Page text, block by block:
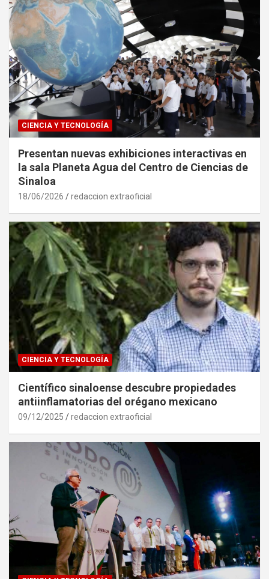
CIENCIA Y TECNOLOGÍA
Presentan nuevas exhibiciones interactivas en
la sala Planeta Agua del Centro de Ciencias de
Sinaloa
18/06/2026 redaccion extraoficial
CIENCIA Y TECNOLOGÍA
Científico sinaloense descubre propiedades
antiinflamatorias del orégano mexicano
09/12/2025 redaccion extraoficial